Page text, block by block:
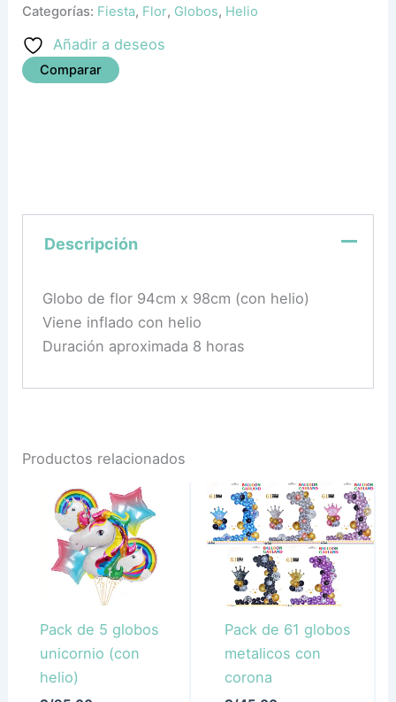
Categorías: Fiesta, Flor, Globos, Helio
Añadir a deseos
Comparar
Descripción
Globo de flor 94cm x 98cm (con helio)
Viene inflado con helio
Duración aproximada 8 horas
Productos relacionados
Pack de 5 globos
unicornio (con
helio)
Pack de 61 globos
metalicos con
corona